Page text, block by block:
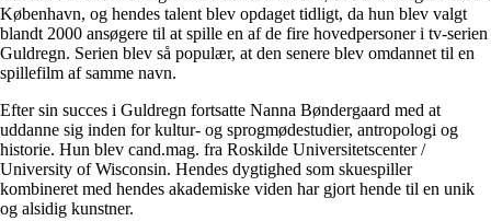
København, og hendes talent blev opdaget tidligt, da hun blev valgt
blandt 2000 ansøgere til at spille en af de fire hovedpersoner i tv-serien
Guldregn. Serien blev så populær, at den senere blev omdannet til en
spillefilm af samme navn.
Efter sin succes i Guldregn fortsatte Nanna Bøndergaard med at
uddanne sig inden for kultur- og sprogmødestudier, antropologi og
historie. Hun blev cand.mag. fra Roskilde Universitetscenter /
University of Wisconsin. Hendes dygtighed som skuespiller
kombineret med hendes akademiske viden har gjort hende til en unik
og alsidig kunstner.